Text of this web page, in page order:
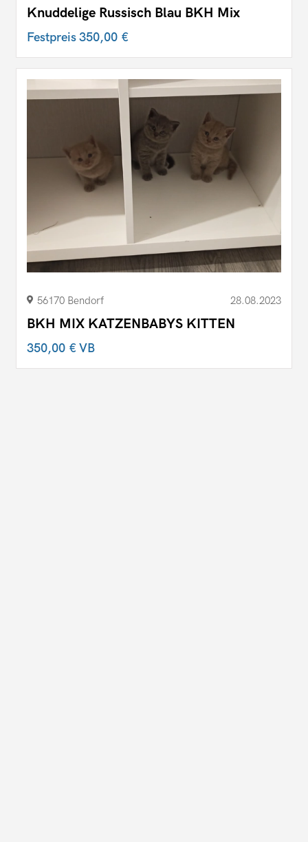
Knuddelige Russisch Blau BKH Mix
Festpreis350,00 €
56170 Bendorf 28.08.2023
BKH MIX KATZENBABYS KITTEN
350,00 €VB